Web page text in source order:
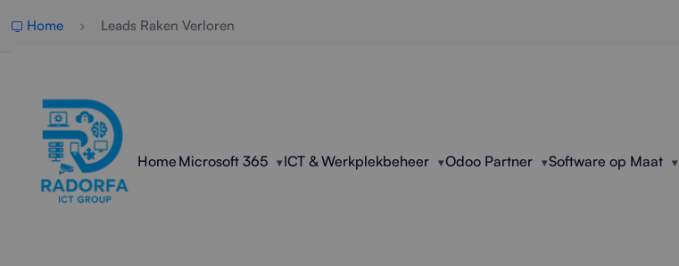
Home Microsoft 365 ICT & Werkplekbeheer Odoo Partner Software op Maat
Home Leads Raken Verloren